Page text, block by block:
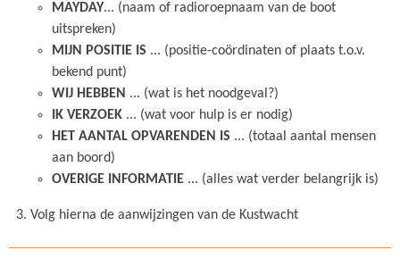
MAYDAY... (naam of radioroepnaam van de boot
uitspreken)
MIJN POSITIE IS ... (positie-coördinaten of plaats t.o.v.
bekend punt)
WIJ HEBBEN ... (wat is het noodgeval?)
IK VERZOEK ... (wat voor hulp is er nodig)
HET AANTAL OPVARENDEN IS ... (totaal aantal mensen
aan boord)
OVERIGE INFORMATIE ... (alles wat verder belangrijk is)
Volg hierna de aanwijzingen van de Kustwacht